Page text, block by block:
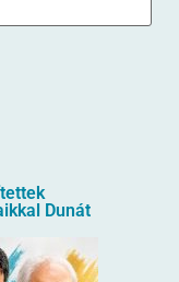
Dunát